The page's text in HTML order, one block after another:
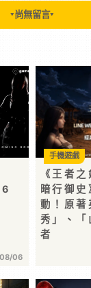
▼ 尚無留言▼
06
《王者
暗行御
動！原著
秀」、「
者
手機遊戲